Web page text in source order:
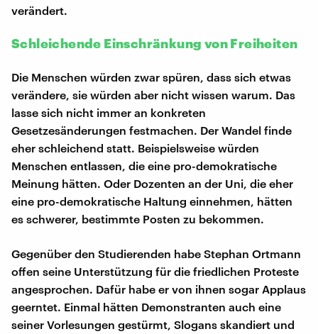
verändert.
Schleichende Einschränkung von Freiheiten
Die Menschen würden zwar spüren, dass sich etwas
verändere, sie würden aber nicht wissen warum. Das
lasse sich nicht immer an konkreten
Gesetzesänderungen festmachen. Der Wandel finde
eher schleichend statt. Beispielsweise würden
Menschen entlassen, die eine pro-demokratische
Meinung hätten. Oder Dozenten an der Uni, die eher
eine pro-demokratische Haltung einnehmen, hätten
es schwerer, bestimmte Posten zu bekommen.
Gegenüber den Studierenden habe Stephan Ortmann
offen seine Unterstützung für die friedlichen Proteste
angesprochen. Dafür habe er von ihnen sogar Applaus
geerntet. Einmal hätten Demonstranten auch eine
seiner Vorlesungen gestürmt, Slogans skandiert und